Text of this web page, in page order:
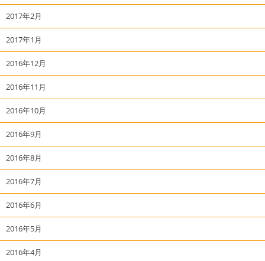
2017年2月
2017年1月
2016年12月
2016年11月
2016年10月
2016年9月
2016年8月
2016年7月
2016年6月
2016年5月
2016年4月